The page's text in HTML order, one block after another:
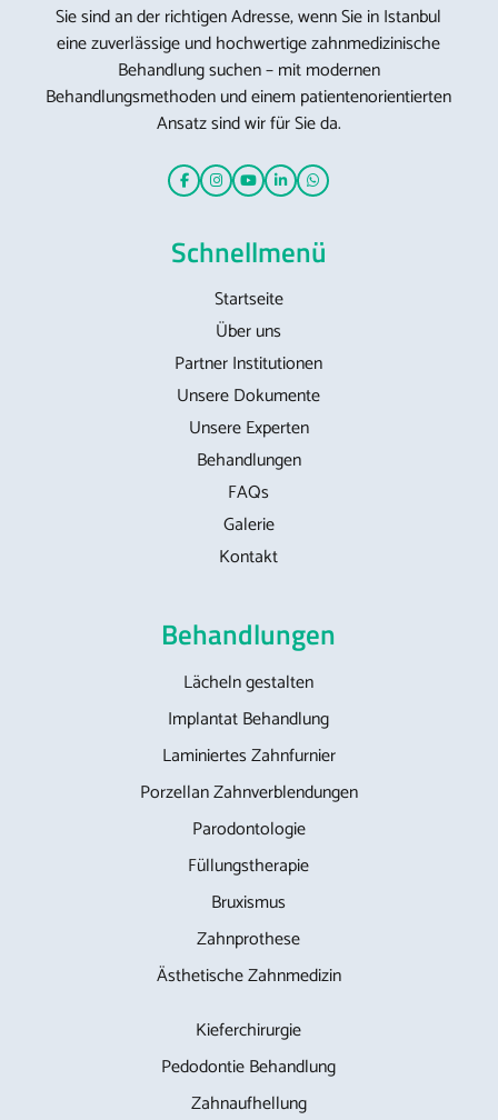
Sie sind an der richtigen Adresse, wenn Sie in Istanbul
eine zuverlässige und hochwertige zahnmedizinische
Behandlung suchen – mit modernen
Behandlungsmethoden und einem patientenorientierten
Ansatz sind wir für Sie da.
Schnellmenü
Startseite
Über uns
Partner Institutionen
Unsere Dokumente
Unsere Experten
Behandlungen
FAQs
Galerie
Kontakt
Behandlungen
Lächeln gestalten
Implantat Behandlung
Laminiertes Zahnfurnier
Porzellan Zahnverblendungen
Parodontologie
Füllungstherapie
Bruxismus
Zahnprothese
Ästhetische Zahnmedizin
Kieferchirurgie
Pedodontie Behandlung
Zahnaufhellung